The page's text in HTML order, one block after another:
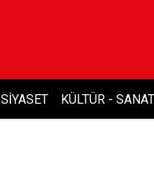
SIYASET KÜLTÜR - SANAT